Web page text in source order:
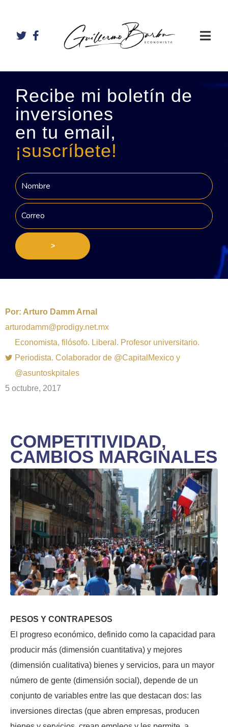
Recibe mi boletín de
inversiones
en tu email,
¡suscríbete!
>
Por: Arturo Damm Arnal
arturodamm@prodigy.net.mx
Economista, filósofo. Liberal. Profesor universitario.
Periodista. Colaborador de @CapitalMexico y
@asuntoskpitales
5 octubre, 2017
COMPETITIVIDAD,
CAMBIOS MARGINALES
PESOS Y CONTRAPESOS
El progreso económico, definido como la capacidad para
producir más (dimensión cuantitativa) y mejores
(dimensión cualitativa) bienes y servicios, para un mayor
número de gente (dimensión social), depende de un
conjunto de variables entre las que destacan dos: las
inversiones directas (que abren empresas, producen